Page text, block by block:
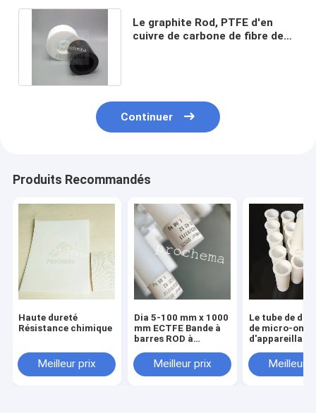
Le graphite Rod, PTFE d'en
cuivre de carbone de fibre de
Continuer
Produits Recommandés
Haute dureté
Résistance chimique
Meilleur prix
Dia 5-100 mm x 1000
mm ECTFE Bande à
barres ROD à
anticorrosion
Meilleur prix
Le tube de
de micro-onde
d'appareillage
de tube de
de Ptfe a
Meilleur